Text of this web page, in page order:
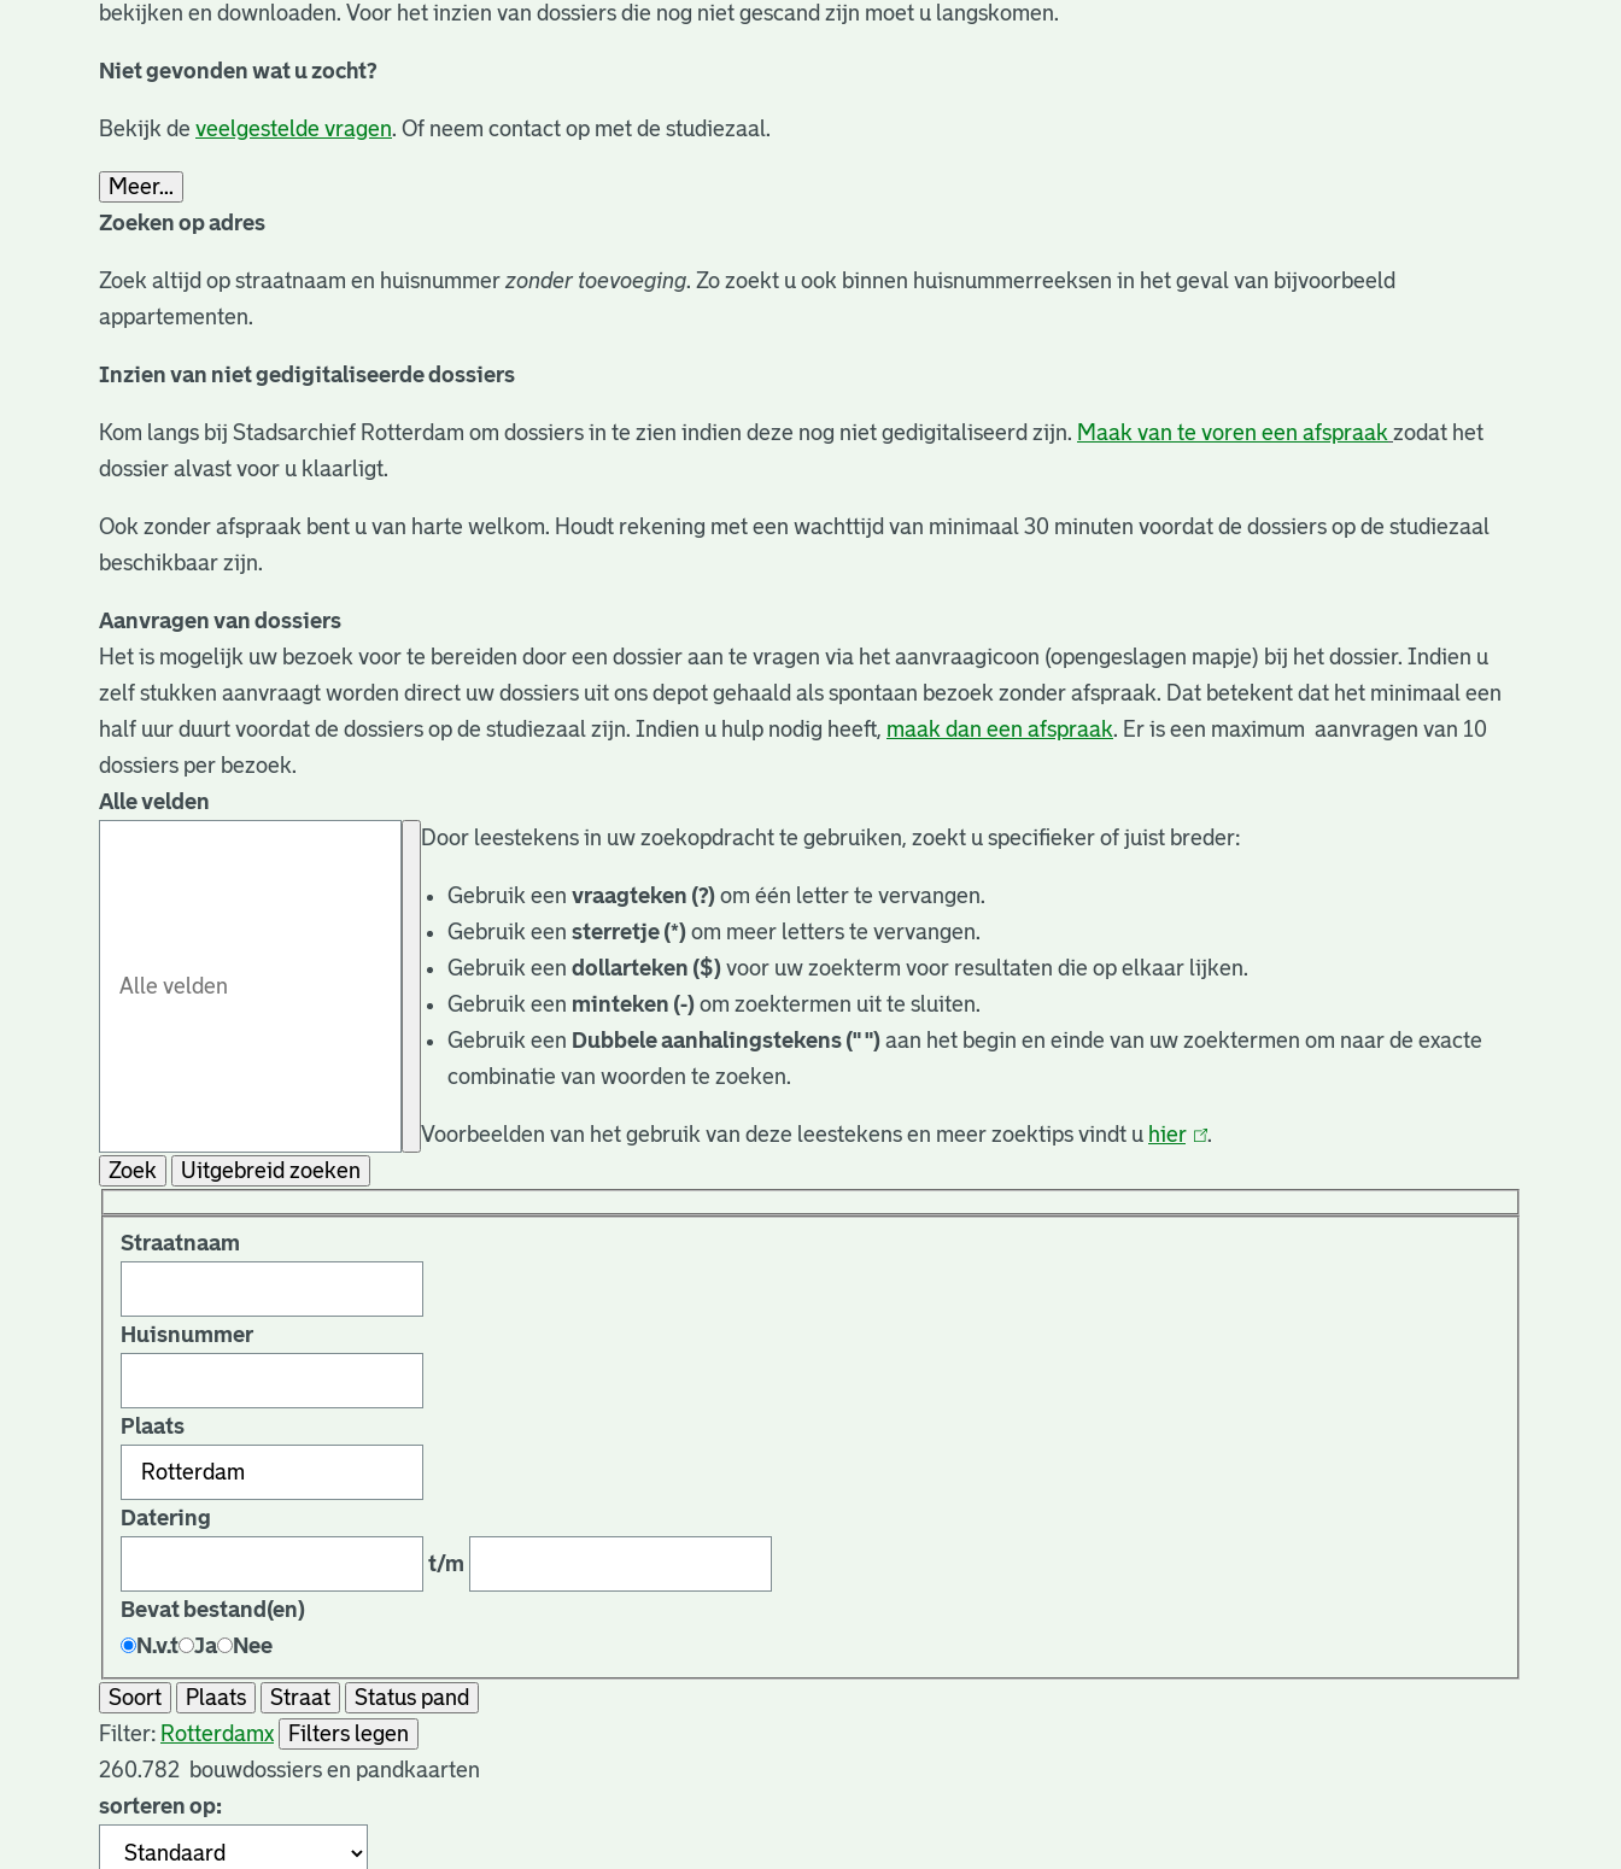
bekijken en downloaden. Voor het inzien van dossiers die nog niet gescand zijn moet u langskomen.
Niet gevonden wat u zocht?
Bekijk de veelgestelde vragen. Of neem contact op met de studiezaal.
Meer...
Zoeken op adres
Zoek altijd op straatnaam en huisnummer zonder toevoeging. Zo zoekt u ook binnen huisnummerreeksen in het geval van bijvoorbeeld
appartementen.
Inzien van niet gedigitaliseerde dossiers
Kom langs bij Stadsarchief Rotterdam om dossiers in te zien indien deze nog niet gedigitaliseerd zijn. Maak van te voren een afspraak zodat het
dossier alvast voor u klaarligt.
Ook zonder afspraak bent u van harte welkom. Houdt rekening met een wachttijd van minimaal 30 minuten voordat de dossiers op de studiezaal
beschikbaar zijn.
Aanvragen van dossiers
Het is mogelijk uw bezoek voor te bereiden door een dossier aan te vragen via het aanvraagicoon (opengeslagen mapje) bij het dossier. Indien u
zelf stukken aanvraagt worden direct uw dossiers uit ons depot gehaald als spontaan bezoek zonder afspraak. Dat betekent dat het minimaal een
half uur duurt voordat de dossiers op de studiezaal zijn. Indien u hulp nodig heeft, maak dan een afspraak. Er is een maximum aanvragen van 10
dossiers per bezoek.
Alle velden
Door leestekens in uw zoekopdracht te gebruiken, zoekt u specifieker of juist breder:
Gebruik eenvraagteken (?) om één letter te vervangen.
Gebruik eensterretje (*) om meer letters te vervangen.
Gebruik eendollarteken ($) voor uw zoekterm voor resultaten die op elkaar lijken.
Gebruik een minteken (-) om zoektermen uit te sluiten.
Gebruik een Dubbele aanhalingstekens (" ") aan het begin en einde van uw zoektermen om naar de exacte
combinatie van woorden te zoeken.
Voorbeelden van het gebruik van deze leestekens en meer zoektips vindt u hier(link
extern)
.
Zoek
Uitgebreid zoeken
Straatnaam
Huisnummer
Plaats
Datering
t/m
Bevat bestand(en)
N.v.t
Ja Nee
Soort Plaats Straat
Status pand
Filter: Rotterdamx
Filters legen
260.782 bouwdossiers en pandkaarten
sorteren op: